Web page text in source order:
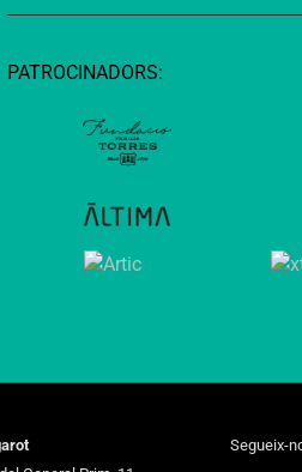
PATROCINADORS:
Segueix-